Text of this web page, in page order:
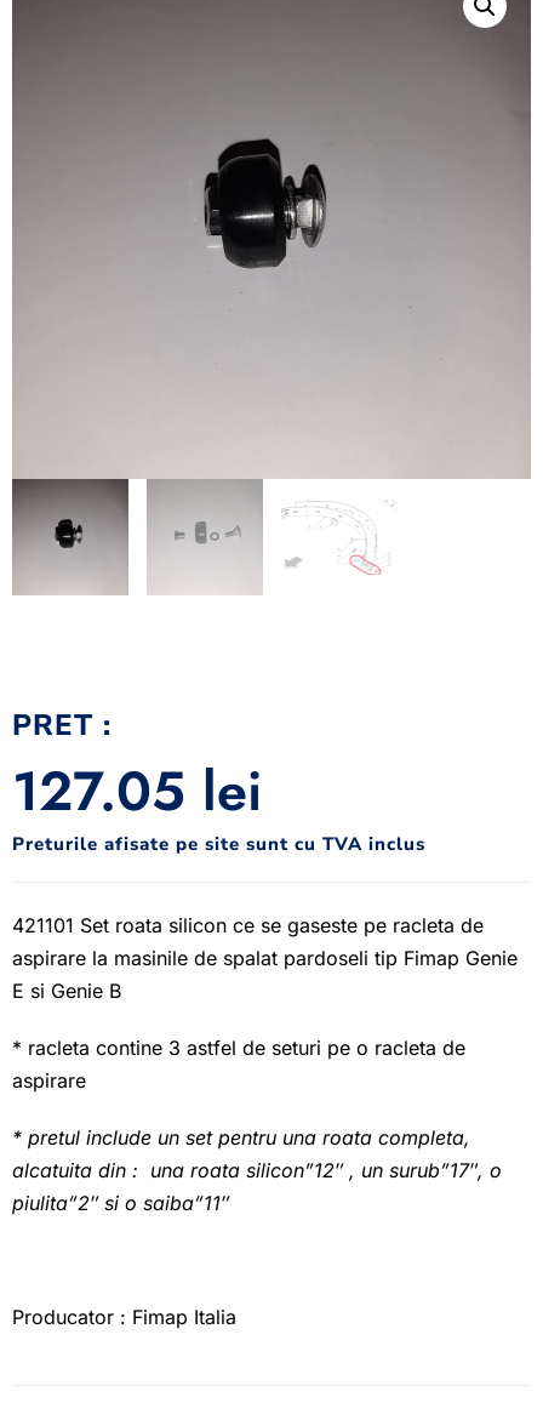
PRET :
127.05 lei
Preturile afisate pe site sunt cu TVA inclus
421101 Set roata silicon ce se gaseste pe racleta de
aspirare la masinile de spalat pardoseli tip Fimap Genie
E si Genie B
* racleta contine 3 astfel de seturi pe o racleta de
aspirare
* pretul include un set pentru una roata completa,
alcatuita din : una roata silicon”12″ , un surub”17″, o
piulita”2″ si o saiba”11″
Producator : Fimap Italia